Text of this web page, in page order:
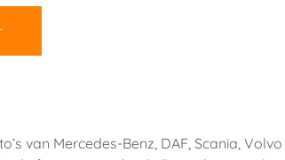
van Mercedes-Benz, DAF, Scania,